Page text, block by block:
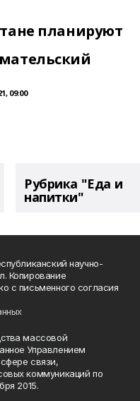
планируют
09:00
Рубрика "Еда и
напитки"
научно-
Копирование
с письменного согласия
массовой
Управлением
связи,
коммуникаций по
2015.